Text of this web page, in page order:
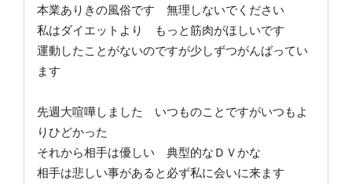
本業ありきの風俗です 無理しないでください
私はダイエットより もっと筋肉がほしいです
運動したことがないのですが少しずつがんばってい
ます
先週大喧嘩しました いつものことですがいつもよ
りひどかった
それから相手は優しい 典型的なＤＶかな
相手は悲しい事があると必ず私に会いに来ます